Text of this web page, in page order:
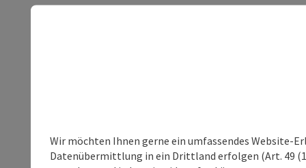
Wir möchten Ihnen gerne ein umfassendes Website-
Datenübermittlung in ein Drittland erfolgen (Art. 49